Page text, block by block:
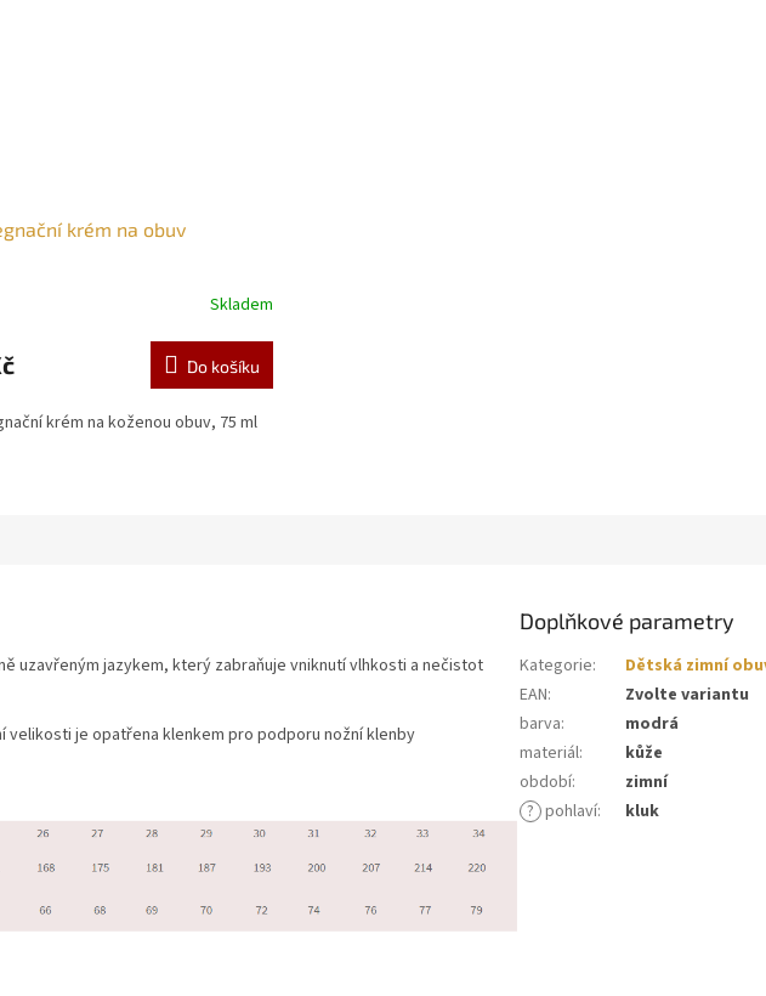
krém na obuv
Skladem
Do košíku
krém na koženou obuv, 75 ml
uzavřeným jazykem, který zabraňuje vniknutí vlhkosti a nečistot
je opatřena klenkem pro podporu nožní klenby
Doplňkové parametry
Kategorie:
Dětská zimní
EAN:
Zvolte variantu
barva:
modrá
materiál:
kůže
období:
zimní
? pohlaví: kluk